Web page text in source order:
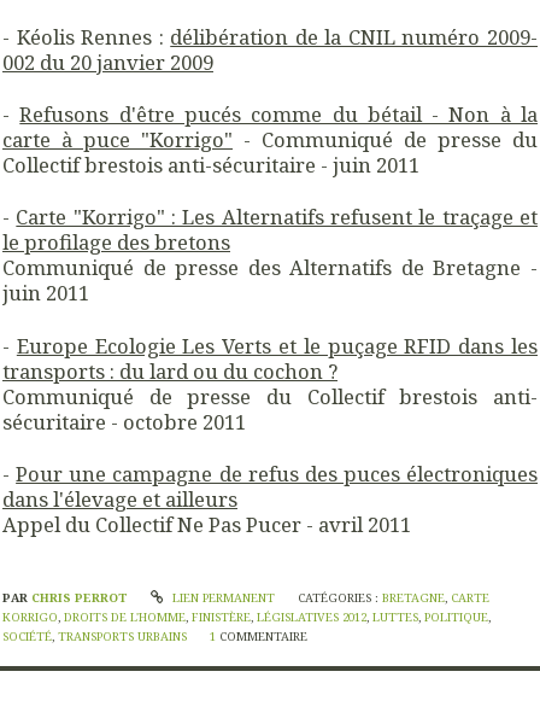
- Kéolis Rennes : délibération de la CNIL numéro 2009-
002 du 20 janvier 2009
-Refusons d'être pucés comme du bétail - Non à la
carte à puce "Korrigo" - Communiqué de presse du
Collectif brestois anti-sécuritaire - juin 2011
- Carte "Korrigo" : Les Alternatifs refusent le traçage et
le profilage des bretons
Communiqué de presse des Alternatifs de Bretagne -
juin 2011
- Europe Ecologie Les Verts et le puçage RFID dans les
transports : du lard ou du cochon ?
Communiqué de presse du Collectif brestois anti-
sécuritaire - octobre 2011
-Pour une campagne de refus des puces électroniques
dans l'élevage et ailleurs
Appel du Collectif Ne Pas Pucer - avril 2011
PAR CHRIS PERROT LIEN PERMANENT CATÉGORIES :BRETAGNE, CARTE
KORRIGO, DROITS DE L'HOMME, FINISTÈRE, LÉGISLATIVES 2012, LUTTES, POLITIQUE,
SOCIÉTÉ, TRANSPORTS URBAINS 1 COMMENTAIRE